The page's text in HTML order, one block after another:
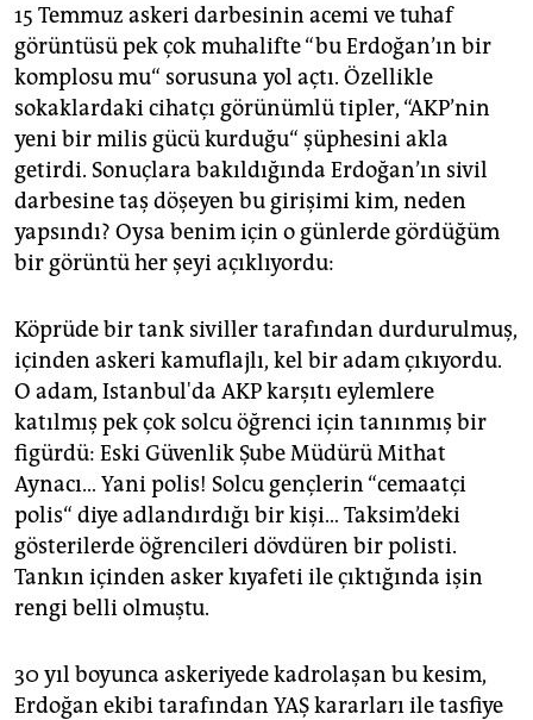
15 Temmuz askeri darbesinin acemi ve tuhaf
görüntüsü pek çok muhalifte “bu Erdoğan’ın bir
komplosu mu“ sorusuna yol açtı. Özellikle
sokaklardaki cihatçı görünümlü tipler, “AKP’nin
yeni bir milis gücü kurduğu“ şüphesini akla
getirdi. Sonuçlara bakıldığında Erdoğan’ın sivil
darbesine taş döşeyen bu girişimi kim, neden
yapsındı? Oysa benim için o günlerde gördüğüm
bir görüntü her şeyi açıklıyordu:
Köprüde bir tank siviller tarafından durdurulmuş,
içinden askeri kamuflajlı, kel bir adam çıkıyordu.
O adam, Istanbul'da AKP karşıtı eylemlere
katılmış pek çok solcu öğrenci için tanınmış bir
figürdü: Eski Güvenlik Şube Müdürü Mithat
Aynacı… Yani polis! Solcu gençlerin “cemaatçi
polis“ diye adlandırdığı bir kişi… Taksim’deki
gösterilerde öğrencileri dövdüren bir polisti.
Tankın içinden asker kıyafeti ile çıktığında işin
rengi belli olmuştu.
30 yıl boyunca askeriyede kadrolaşan bu kesim,
Erdoğan ekibi tarafından YAŞ kararları ile tasfiye